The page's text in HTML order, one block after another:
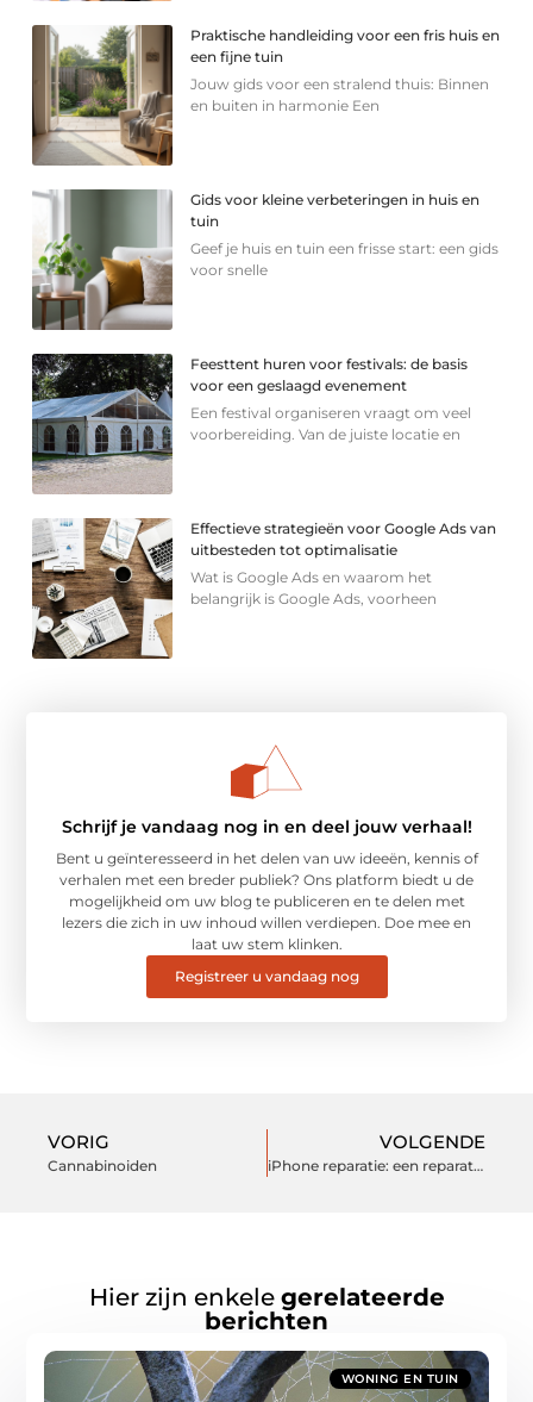
Praktische handleiding voor een fris huis en
een fijne tuin
Jouw gids voor een stralend thuis: Binnen
en buiten in harmonie Een
Gids voor kleine verbeteringen in huis en
tuin
Geef je huis en tuin een frisse start: een gids
voor snelle
Feesttent huren voor festivals: de basis
voor een geslaagd evenement
Een festival organiseren vraagt om veel
voorbereiding. Van de juiste locatie en
Effectieve strategieën voor Google Ads van
uitbesteden tot optimalisatie
Wat is Google Ads en waarom het
belangrijk is Google Ads, voorheen
Schrijf je vandaag nog in en deel jouw verhaal!
Bent u geïnteresseerd in het delen van uw ideeën, kennis of
verhalen met een breder publiek? Ons platform biedt u de
mogelijkheid om uw blog te publiceren en te delen met
lezers die zich in uw inhoud willen verdiepen. Doe mee en
laat uw stem klinken.
Registreer u vandaag nog
VORIG
Cannabinoiden
VOLGENDE
iPhone reparatie: een reparatie zonder zorgen
Hier zijn enkele gerelateerde
berichten
WONING EN TUIN